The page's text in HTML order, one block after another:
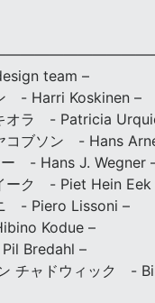
team –
- Harri Koskinen –
オラ - Patricia
コブソン - Hans
ー - Hans J. Wegner
ーク - Piet Hein Eek
- Piero Lissoni –
Kodue –
Bredahl –
チャドウィック -